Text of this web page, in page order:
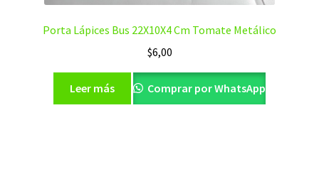
Porta Lápices Bus 22X10X4 Cm Tomate Metálico
$6,00
Leer más Comprar por WhatsApp